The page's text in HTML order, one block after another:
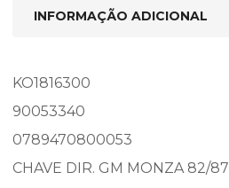
INFORMAÇÃO ADICIONAL
KO1816300
90053340
0789470800053
CHAVE DIR. GM MONZA 82/87